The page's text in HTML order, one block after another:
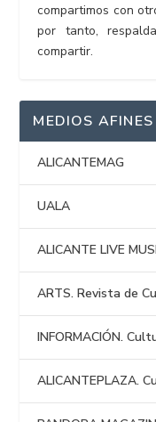
compartimos con
por tanto,
compartir.
MEDIOS AFINES
ALICANTEMAG
UALA
ALICANTE LIVE
ARTS. Revista de
INFORMACIÓN.
ALICANTEPLAZA.